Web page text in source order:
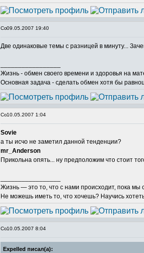
09.05.2007 19:40
Две одинаковые темы с разницей в минуту...
Жизнь - обмен своего времени и здоровья на
Основная задача - сделать обмен хотя бы
10.05.2007 1:04
Sovie
а ты исчо не заметил данной тенденции?
mr_Anderson
Прикольна опять... ну предположим что стоит
Жизнь ― это то, что с нами происходит, пока мы
Не можешь иметь то, что хочешь? Научись
10.05.2007 8:04
Expelled писал(а):